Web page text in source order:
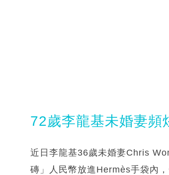
72歲李龍基未婚妻頻
近日李龍基36歲未婚妻Chris
磚」人民幣放進Hermès手袋內